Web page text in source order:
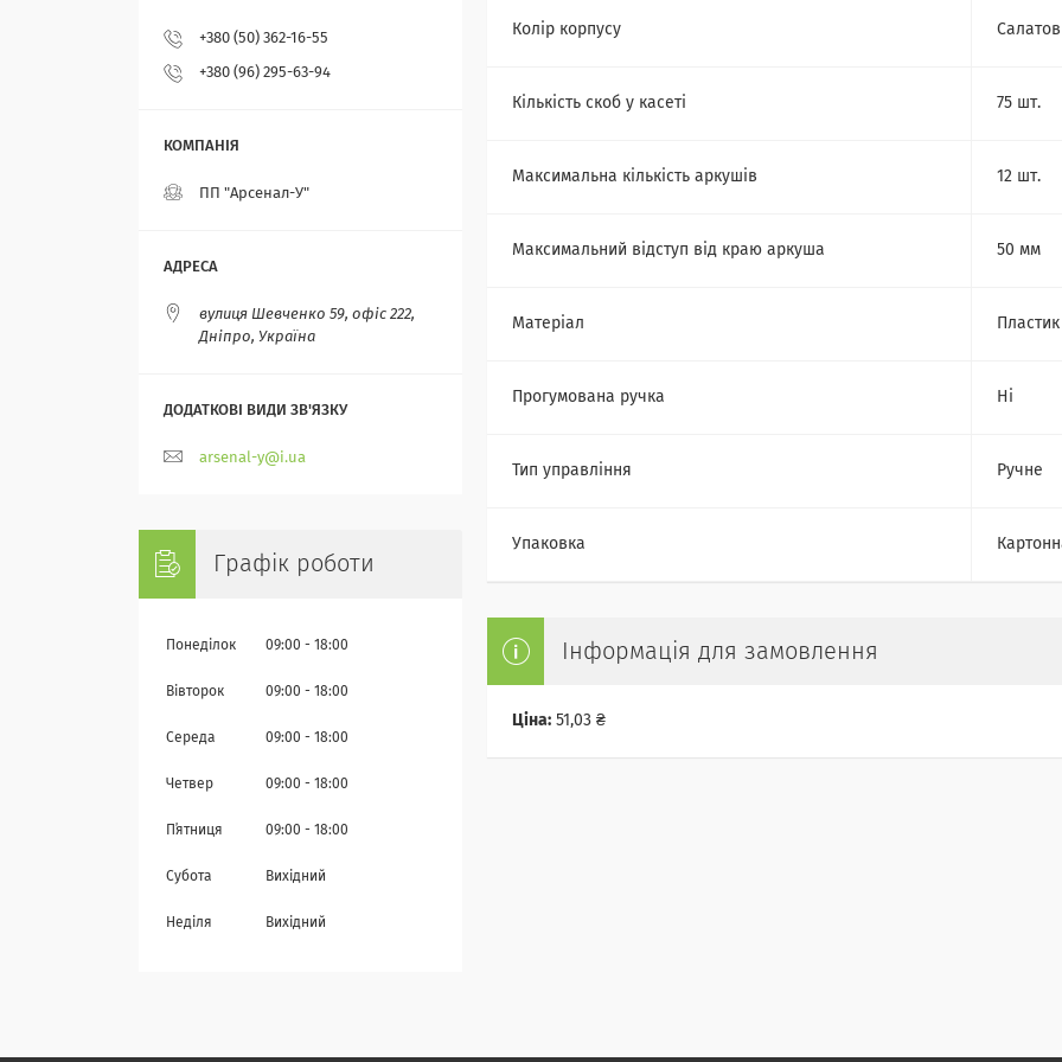
Колір корпусу
Кількість скоб у касеті 75 шт.
Максимальна кількість аркушів 12 шт.
Максимальний відступ від краю аркуша 50 мм
Матеріал Пластик
Прогумована ручка Ні
Тип управління Ручне
Упаковка
Інформація для замовлення
Ціна: 51,03 ₴
+380 (50) 362-16-55
+380 (96) 295-63-94
ПП "Арсенал-У"
вулиця Шевченко 59, офіс 222,
Дніпро, Україна
arsenal-y@i.ua
Графік роботи
Понеділок 09:00 18:00
Вівторок 09:00 18:00
Середа 09:00 18:00
Четвер 09:00 18:00
Пʼятниця 09:00 18:00
Субота Вихідний
Неділя Вихідний